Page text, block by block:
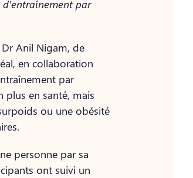
par
Anil Nigam, de
en collaboration
par
plus en santé, mais
ou une obésité
personne par sa
ont suivi un